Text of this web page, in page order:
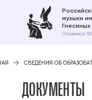
музыки
Гнесиных
Основана в
СВЕДЕНИЯ ОБ
ДОКУМЕНТЫ